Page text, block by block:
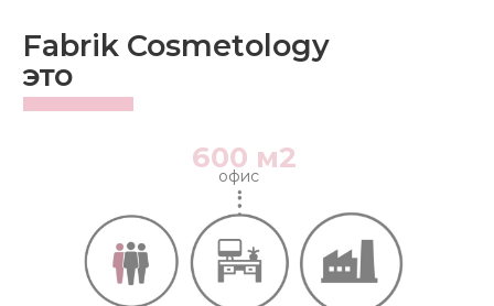
Fabrik Cosmetology
это
600 м2
офис